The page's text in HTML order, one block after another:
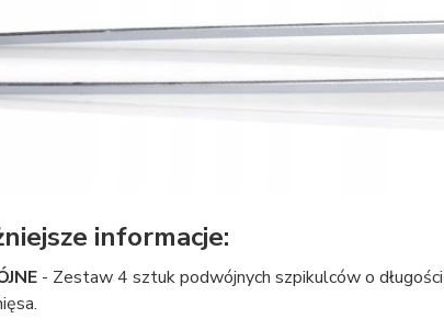
informacje:
- Zestaw 4 sztuk podwójnych szpikulców o